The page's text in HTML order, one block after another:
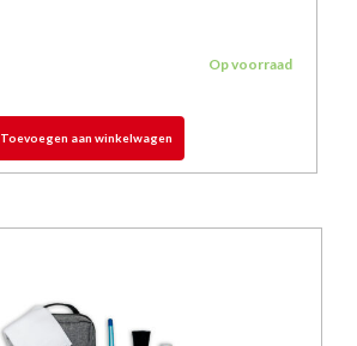
Op voorraad
Toevoegen aan winkelwagen